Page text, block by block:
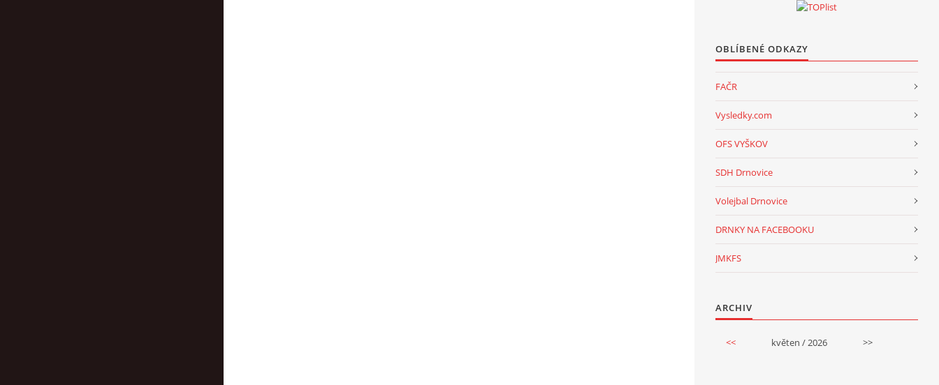
OBLÍBENÉ ODKAZY
FAČR
Vysledky.com
OFS VYŠKOV
SDH Drnovice
Volejbal Drnovice
DRNKY NA FACEBOOKU
JMKFS
ARCHIV
<< květen / 2026 >>